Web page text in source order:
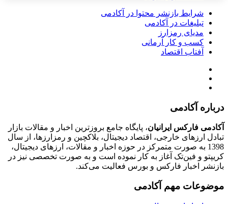
شرایط بازنشر محتوا در آکادمی
تبلیغات در آکادمی
مدیای رمزارز
کسب و کار آرمانی
آفتاب اقتصاد
درباره آکادمی
آکادمی فارکس ایرانیان، پایگاه جامع بروزترین اخبار و مقالات بازار
تبادل ارزهای خارجی، اقتصاد دیجیتال، بلاکچین و رمزارزها، از سال
1398 به صورت متمرکز در حوزه اخبار و مقالات، ارزهای‌ دیجیتال،
کریپتو و فین‌تک آغاز به کار نموده است و به صورت تخصصی نیز در
بازنشر اخبار فارکس و بورس فعالیت می‌کند.
موضوعات مهم آکادمی